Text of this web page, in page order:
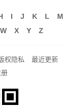
I J K L
M
W X Y Z
权隐私
最近更新